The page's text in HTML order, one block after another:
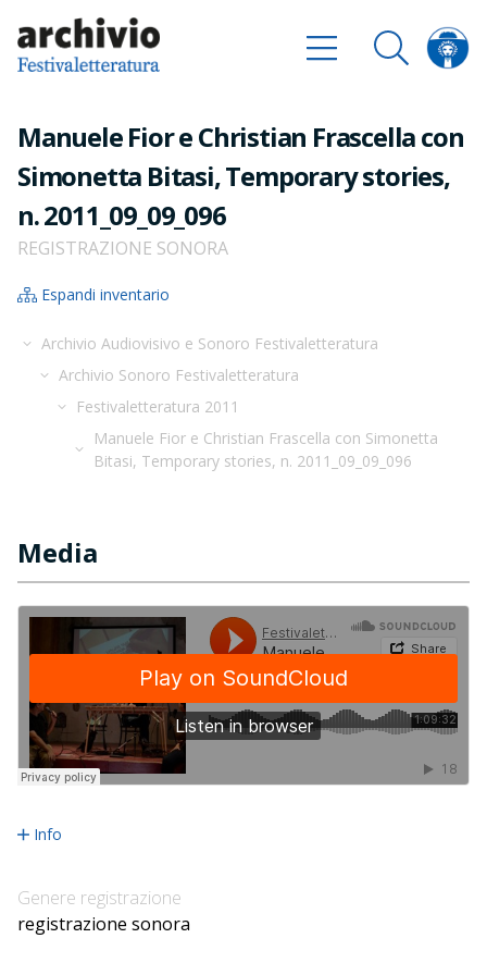
Manuele Fior e Christian Frascella con
Simonetta Bitasi, Temporary stories,
n. 2011_09_09_096
REGISTRAZIONE SONORA
Espandi inventario
Archivio Audiovisivo e Sonoro Festivaletteratura
Archivio Sonoro Festivaletteratura
Festivaletteratura 2011
Manuele Fior e Christian Frascella con Simonetta
Bitasi, Temporary stories, n. 2011_09_09_096
Media
Info
Genere registrazione
registrazione sonora